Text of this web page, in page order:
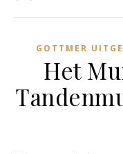
GOTTMER
Het